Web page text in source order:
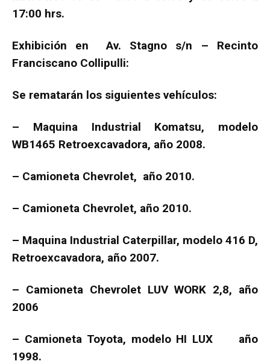
17:00 hrs.
Exhibición en Av. Stagno s/n – Recinto
Franciscano Collipulli:
Se rematarán los siguientes vehículos:
– Maquina Industrial Komatsu, modelo
WB1465 Retroexcavadora, año 2008.
– Camioneta Chevrolet, año 2010.
– Camioneta Chevrolet, año 2010.
– Maquina Industrial Caterpillar, modelo 416 D,
Retroexcavadora, año 2007.
– Camioneta Chevrolet LUV WORK 2,8, año
2006
– Camioneta Toyota, modelo HI LUX año
1998.